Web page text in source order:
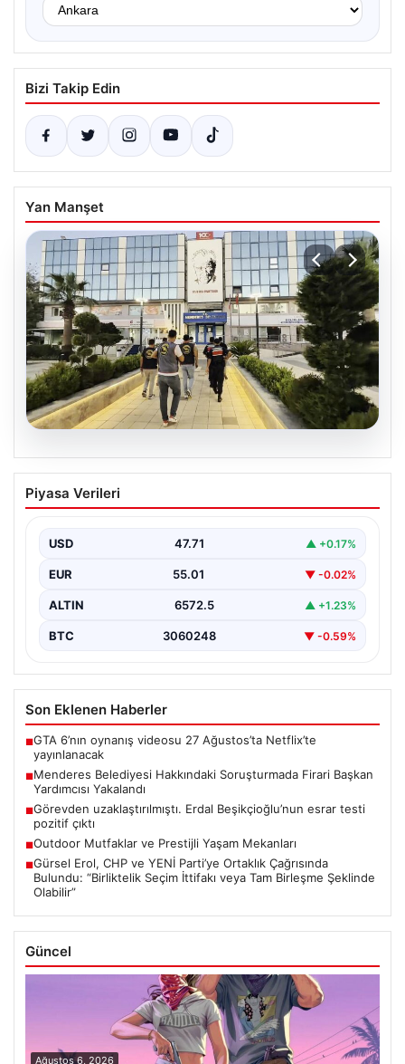
Bizi Takip Edin
Yan Manşet
05.08.2026
Menderes Belediyesi Hakkındaki
Soruşturmada Firari Başkan Yardımcısı
İzmir'de Menderes Belediyesi'ne yönelik geniş çaplı
Başkan Yardımcısı…
Piyasa Verileri
USD 47.71 ▲ +0.17%
EUR 55.01 ▼ -0.02%
ALTIN 6572.5 ▲ +1.23%
BTC 3060248 ▼ -0.59%
Son Eklenen Haberler
■GTA 6’nın oynanış videosu 27 Ağustos’ta Netflix’te
yayınlanacak
■Menderes Belediyesi Hakkındaki Soruşturmada Firari Başkan
Yardımcısı Yakalandı
■Görevden uzaklaştırılmıştı. Erdal Beşikçioğlu’nun esrar testi
pozitif çıktı
■Outdoor Mutfaklar ve Prestijli Yaşam Mekanları
■Gürsel Erol, CHP ve YENİ Parti’ye Ortaklık Çağrısında
Bulundu: “Birliktelik Seçim İttifakı veya Tam Birleşme Şeklinde
Olabilir”
Güncel
Ağustos 6, 2026